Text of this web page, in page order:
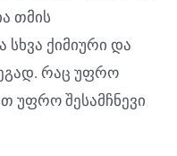
თმის
სხვა ქიმიური და
რაც უფრო
უფრო შესამჩნევი